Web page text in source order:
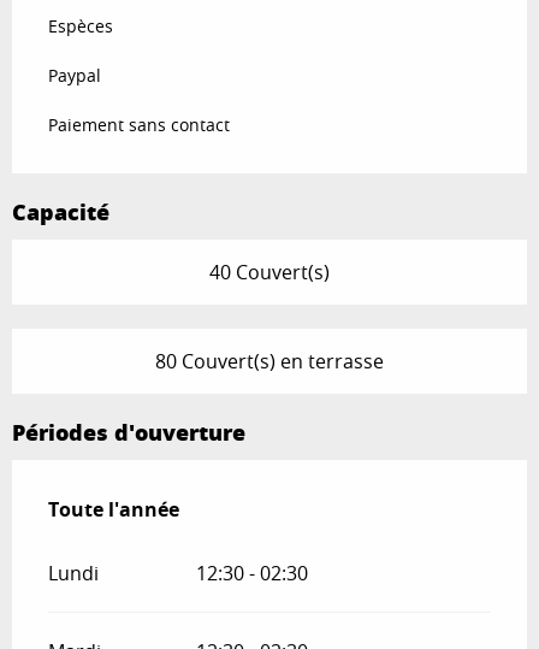
Espèces
Paypal
Paiement sans contact
Capacité
40 Couvert(s)
80 Couvert(s) en terrasse
Périodes d'ouverture
Toute l'année
Toute l'année
Lundi 12:30 - 02:30